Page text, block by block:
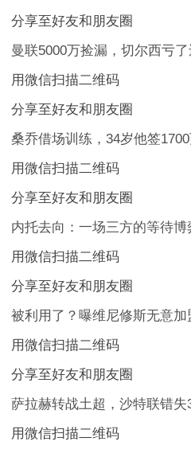
分享至好友和朋友圈
曼联5000万捡漏，切尔西亏
用微信扫描二维码
分享至好友和朋友圈
桑乔借场训练，34岁他签
用微信扫描二维码
分享至好友和朋友圈
内托去向：一场三方的等待
用微信扫描二维码
分享至好友和朋友圈
被利用了？曝维尼修斯无意
用微信扫描二维码
分享至好友和朋友圈
萨拉赫转战土超，沙特联错
用微信扫描二维码